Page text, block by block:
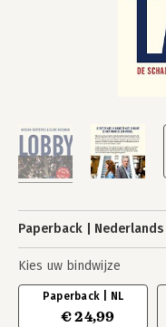
Paperback Nederlands
Kies uw bindwijze
Paperback | NL
€ 24,99